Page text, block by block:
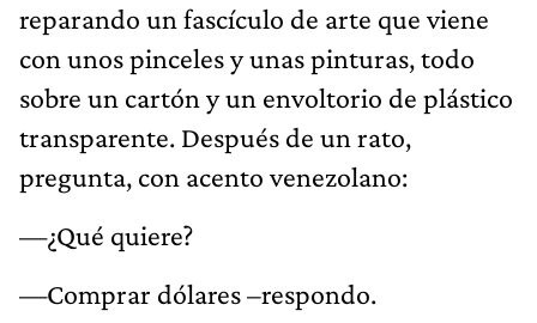
reparando un fascículo de arte que viene
con unos pinceles y unas pinturas, todo
sobre un cartón y un envoltorio de plástico
transparente. Después de un rato,
pregunta, con acento venezolano:
—¿Qué quiere?
—Comprar dólares –respondo.